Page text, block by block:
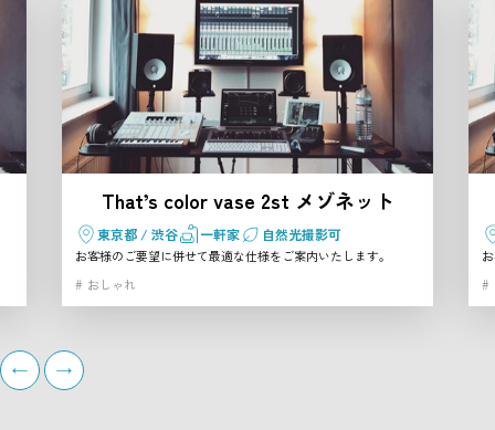
That’s color vase 2st メゾネット
東京都 / 渋谷 一軒家 自然光撮影可
お客様のご要望に併せて最適な仕様をご案内いたします。
おしゃれ